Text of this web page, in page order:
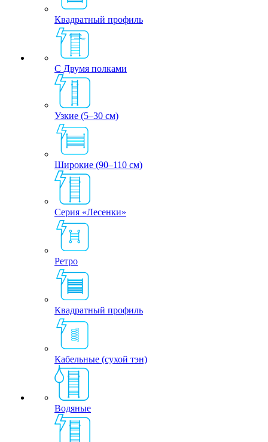
Квадратный профиль
С Двумя полками
Узкие (5–30 см)
Широкие (90–110 см)
Серия «Лесенки»
Ретро
Квадратный профиль
Кабельные (сухой тэн)
Водяные